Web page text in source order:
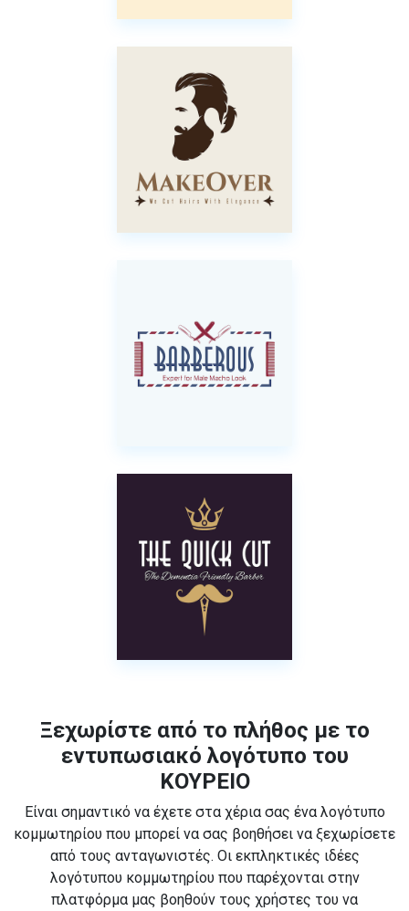
Ξεχωρίστε από το πλήθος με το
εντυπωσιακό λογότυπο του
ΚΟΥΡΕΙΟ
Είναι σημαντικό να έχετε στα χέρια σας ένα λογότυπο
κομμωτηρίου που μπορεί να σας βοηθήσει να ξεχωρίσετε
από τους ανταγωνιστές. Οι εκπληκτικές ιδέες
λογότυπου κομμωτηρίου που παρέχονται στην
πλατφόρμα μας βοηθούν τους χρήστες του να